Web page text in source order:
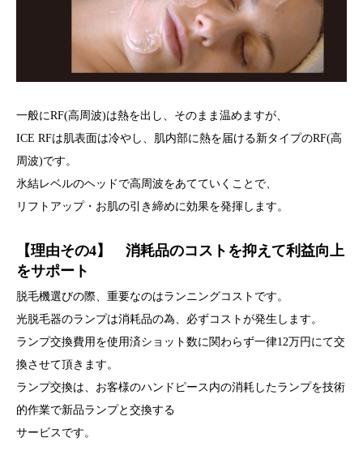
一般にRF(高周波)は熱を出し、そのまま温めますが、
ICE RFは肌表面は冷やし、肌内部に熱を届ける新タイプのRF(高
周波)です。
氷結レベルのヘッドで高周波をあてていくことで、
リフトアップ・お肌の引き締めに効果を発揮します。
【理由その4】 消耗品のコストを抑えて利益向上
をサポート
脱毛機選びの際、重要なのはランニングコストです。
光脱毛器のランプは消耗品の為、必ずコストが発生します。
ランプ交換費用を使用済ショット数に関わらず一律12万円にて交
換させて頂きます。
ランプ交換は、お客様のハンドピース内の消耗したランプを技術
的作業で新品ランプと交換する
サービスです。